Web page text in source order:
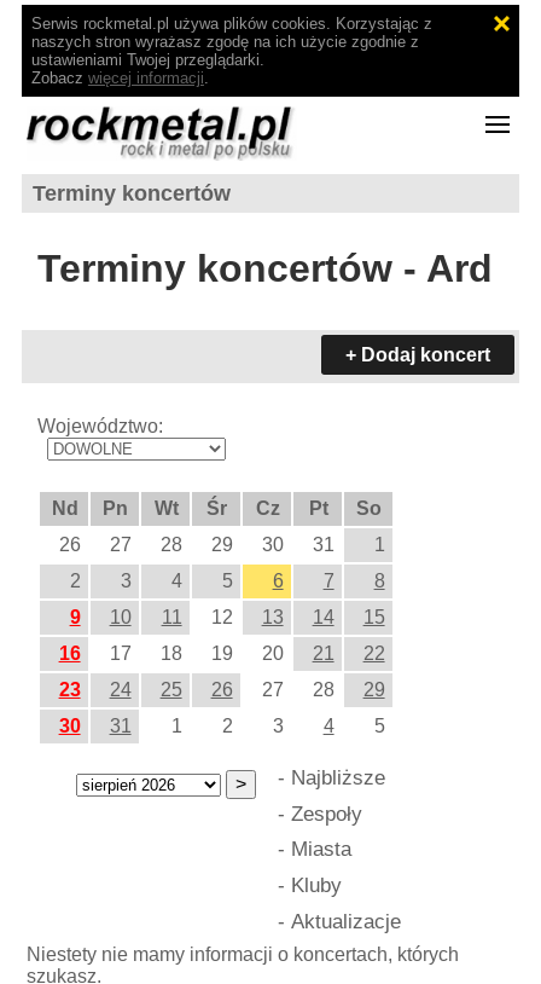
Serwis rockmetal.pl używa plików cookies. Korzystając z
naszych stron wyrażasz zgodę na ich użycie zgodnie z
ustawieniami Twojej przeglądarki.
Zobacz więcej informacji.
Terminy koncertów
Terminy koncertów - Ard
+ Dodaj koncert
Województwo:
Nd Pn Wt Śr Cz Pt
So
26
27 28 29 30 31
1
2
3 4 5 6 7
8
9
10 11 12 13 14
15
16
17 18 19 20 21
22
23
24 25 26 27 28
29
30
31 1 2 3 4 5
- Najbliższe
- Zespoły
- Miasta
- Kluby
- Aktualizacje
Niestety nie mamy informacji o koncertach, których
szukasz.